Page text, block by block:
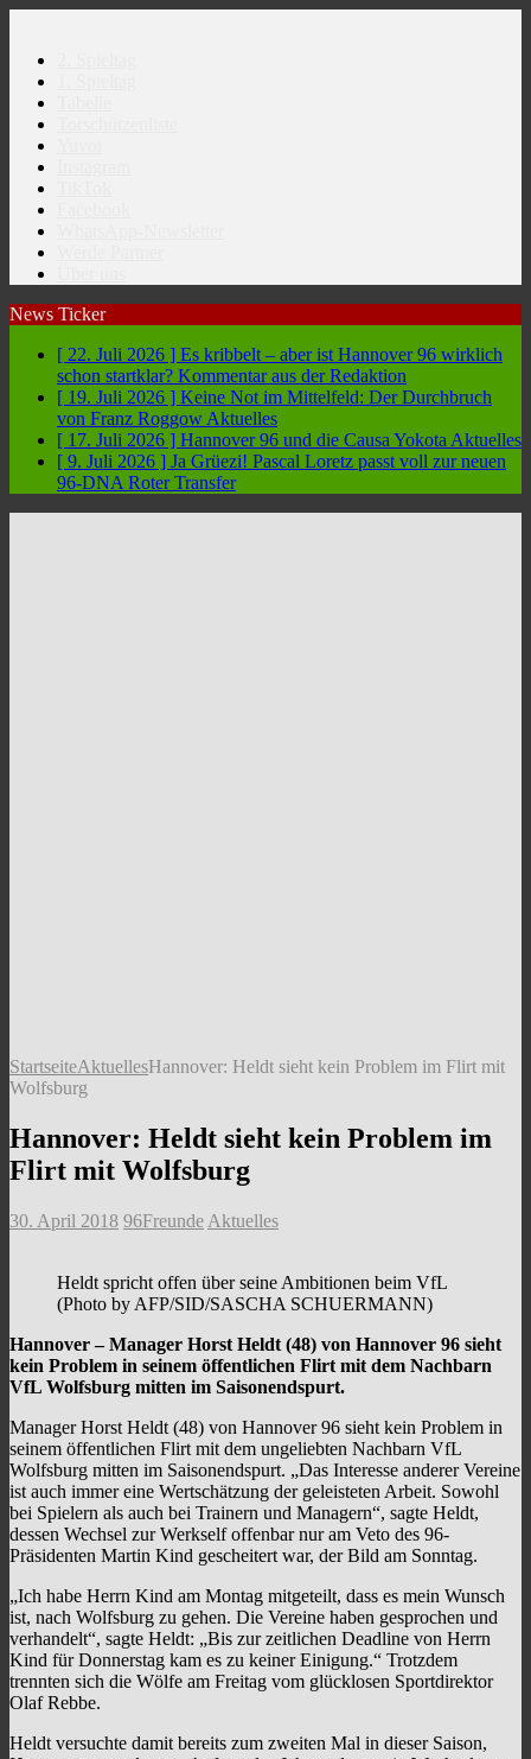
News Ticker
[ 22. Juli 2026 ] Es kribbelt – aber ist Hannover 96 wirklich
schon startklar? Kommentar aus der Redaktion
[ 19. Juli 2026 ] Keine Not im Mittelfeld: Der Durchbruch
von Franz Roggow Aktuelles
[ 17. Juli 2026 ] Hannover 96 und die Causa Yokota Aktuelles
[ 9. Juli 2026 ] Ja Grüezi! Pascal Loretz passt voll zur neuen
96-DNA Roter Transfer
StartseiteAktuellesHannover: Heldt sieht kein Problem im Flirt mit
Wolfsburg
Hannover: Heldt sieht kein Problem im
Flirt mit Wolfsburg
30. April 2018 96Freunde Aktuelles
Heldt spricht offen über seine Ambitionen beim VfL
(Photo by AFP/SID/SASCHA SCHUERMANN)
Hannover – Manager Horst Heldt (48) von Hannover 96 sieht
kein Problem in seinem öffentlichen Flirt mit dem Nachbarn
VfL Wolfsburg mitten im Saisonendspurt.
Manager Horst Heldt (48) von Hannover 96 sieht kein Problem in
seinem öffentlichen Flirt mit dem ungeliebten Nachbarn VfL
Wolfsburg mitten im Saisonendspurt. „Das Interesse anderer Vereine
ist auch immer eine Wertschätzung der geleisteten Arbeit. Sowohl
bei Spielern als auch bei Trainern und Managern“, sagte Heldt,
dessen Wechsel zur Werkself offenbar nur am Veto des 96-
Präsidenten Martin Kind gescheitert war, der Bild am Sonntag.
„Ich habe Herrn Kind am Montag mitgeteilt, dass es mein Wunsch
ist, nach Wolfsburg zu gehen. Die Vereine haben gesprochen und
verhandelt“, sagte Heldt: „Bis zur zeitlichen Deadline von Herrn
Kind für Donnerstag kam es zu keiner Einigung.“ Trotzdem
trennten sich die Wölfe am Freitag vom glücklosen Sportdirektor
Olaf Rebbe.
Heldt versuchte damit bereits zum zweiten Mal in dieser Saison,